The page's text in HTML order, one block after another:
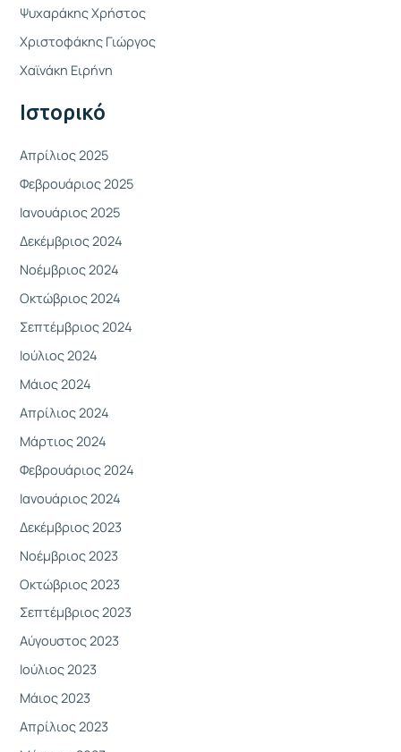
η
σ
η
ι
Ψυχαράκης Χρήστος
Χριστοφάκης Γιώργος
Χαϊνάκη Ειρήνη
Ιστορικό
Απρίλιος 2025
Φεβρουάριος 2025
Ιανουάριος 2025
Δεκέμβριος 2024
Νοέμβριος 2024
Οκτώβριος 2024
Σεπτέμβριος 2024
Ιούλιος 2024
Μάιος 2024
Απρίλιος 2024
Μάρτιος 2024
Φεβρουάριος 2024
Ιανουάριος 2024
Δεκέμβριος 2023
Νοέμβριος 2023
Οκτώβριος 2023
Σεπτέμβριος 2023
Αύγουστος 2023
Ιούλιος 2023
Μάιος 2023
Απρίλιος 2023